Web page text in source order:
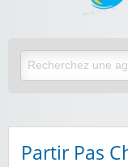
Partir Pas